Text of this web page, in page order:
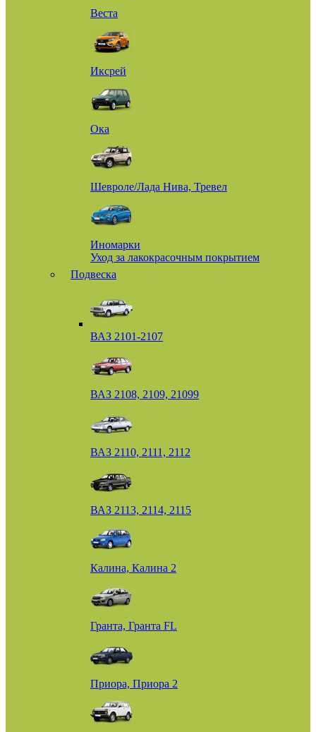
Веста
Иксрей
Ока
Шевроле/Лада Нива, Тревел
Иномарки
Уход за лакокрасочным покрытием
Подвеска
ВАЗ 2101-2107
ВАЗ 2108, 2109, 21099
ВАЗ 2110, 2111, 2112
ВАЗ 2113, 2114, 2115
Калина, Калина 2
Гранта, Гранта FL
Приора, Приора 2